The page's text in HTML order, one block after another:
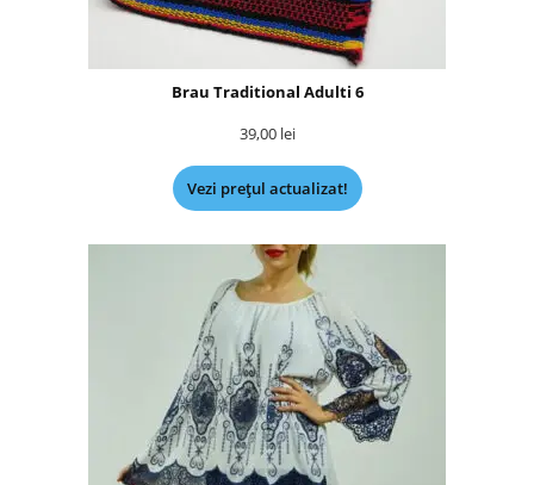
Brau Traditional Adulti 6
39,00 lei
Vezi prețul actualizat!